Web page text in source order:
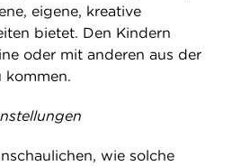
eigene, kreative
bietet. Den Kindern
oder mit anderen aus der
kommen.
wie solche